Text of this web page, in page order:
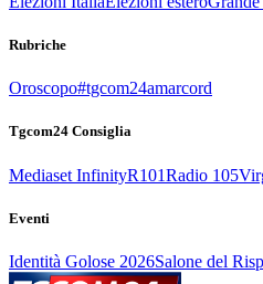
Rubriche
Oroscopo#tgcom24amarcord
Tgcom24 Consiglia
Mediaset InfinityR101Radio 105
Eventi
Identità Golose 2026Salone del